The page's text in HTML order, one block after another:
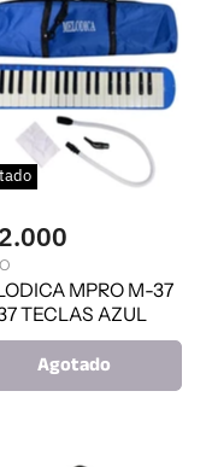
MPRO M-37
TECLAS AZUL
Agotado